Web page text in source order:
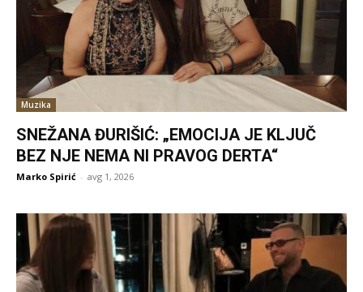
Muzika
SNEŽANA ĐURIŠIĆ: „EMOCIJA JE KLJUČ
BEZ NJE NEMA NI PRAVOG DERTA“
Marko Spirić - avg 1, 2026